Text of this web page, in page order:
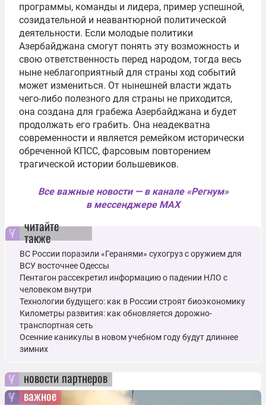
программы, команды и лидера, пример успешной,
созидательной и неавантюрной политической
деятельности. Если молодые политики
Азербайджана смогут понять эту возможность и
свою ответственность перед народом, тогда весь
ныне неблагоприятный для страны ход событий
может измениться. От нынешней власти ждать
чего-либо полезного для страны не приходится,
она создана для грабежа Азербайджана и будет
продолжать его грабить. Она неадекватна
современности и является ремейком исторически
обреченной КПСС, фарсовым повторением
трагической истории большевиков.
Все важные новости — в канале «Регнум»
в мессенджере MAX
читайте
также
ВС России поразили «Геранями» сухогруз с оружием для
ВСУ восточнее Одессы
Пентагон рассекретил информацию о падении НЛО с
человеком внутри
Технологии будущего: как в России строят биоэкономику
Километры развития: как обновляется дорожно-
транспортная сеть
Осенние каникулы в новом учебном году будут длиннее
зимних
новости партнеров
важное